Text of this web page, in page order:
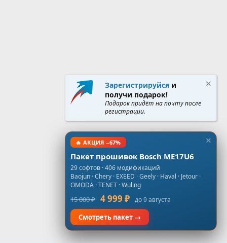
Зарегистрируйся и
получи подарок!
Подарок придёт на почту после
регистрации.
🔥 АКЦИЯ −67%
Пакет прошивок Bosch ME17U6
29 софтов · 406 модификаций
Baojun · Chery · EXEED · Geely · Haval · Jetour ·
OMODA · TENET · Wuling
15 000 ₽ 4 999 ₽ до 9 августа
Смотреть пакет →